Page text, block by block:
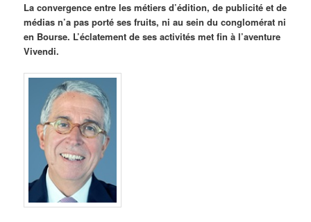
La convergence entre les métiers d’édition, de publicité et de
médias n’a pas porté ses fruits, ni au sein du conglomérat ni
en Bourse. L’éclatement de ses activités met fin à l’aventure
Vivendi.